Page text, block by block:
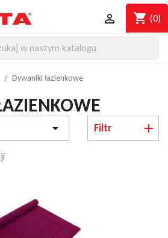
shopping_cart (0)

Dywaniki łazienkowe
 Filtr